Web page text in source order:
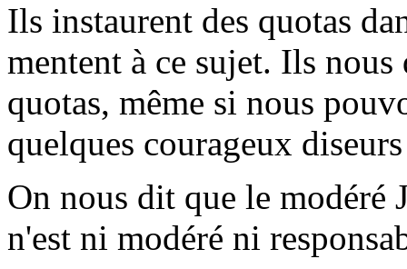
Ils instaurent des quotas
mentent à ce sujet. Ils nous
quotas, même si nous
quelques courageux
On nous dit que le modéré
n'est ni modéré ni